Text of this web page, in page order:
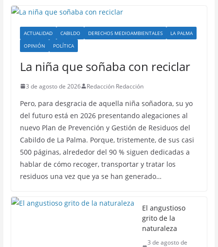
ACTUALIDAD CABILDO DERECHOS MEDIOAMBIENTALES
LA PALMA
OPINIÓN
POLÍTICA
La niña que soñaba con reciclar
3 de agosto de 2026 Redacción Redacción
Pero, para desgracia de aquella niña soñadora, su yo
del futuro está en 2026 presentando alegaciones al
nuevo Plan de Prevención y Gestión de Residuos del
Cabildo de La Palma. Porque, tristemente, de sus casi
500 páginas, alrededor del 90 % siguen dedicadas a
hablar de cómo recoger, transportar y tratar los
residuos una vez que ya se han generado…
El angustioso
grito de la
naturaleza
3 de agosto de